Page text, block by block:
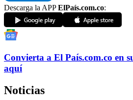
Descarga la APPElPaís.com.co:
Convierta a El País.com.co en
aquí
Noticias